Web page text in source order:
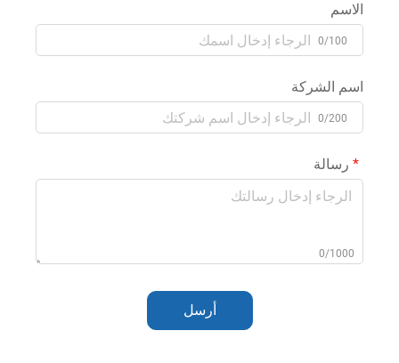
الاسم
0/100
اسم الشركة
0/200
رسالة
0/1000
أرسل